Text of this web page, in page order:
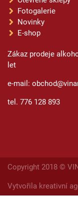
Fotogalerie
Novinky
E-shop
Zákaz prodeje
let
e-mail:
tel. 776 128 893
Copyright 2018 ©
Vytvořila kreativní